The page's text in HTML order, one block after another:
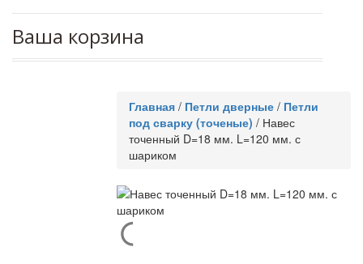
Ваша корзина
Главная / Петли дверные / Петли
под сварку (точеные) / Навес
точенный D=18 мм. L=120 мм. с
шариком